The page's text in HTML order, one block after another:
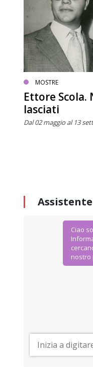
MOSTRE
Ettore Scola.
lasciati
Dal 02 maggio al 13
Assistente
Ciao
nostro